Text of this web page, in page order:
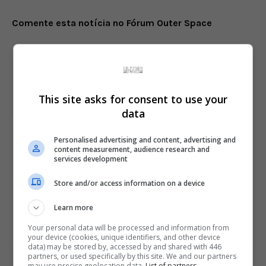
Comente esta notícia no Fórum Outer Space
Share This
PREVIOUS ARTICLE
Days Gone tem lançamento adiado e agora está
previsto para abril
Atualização de PES 2019 vai melhorar IA e adicionar
ÚLTIMAS NOTÍCIAS
This site asks for consent to use your
data
Personalised advertising and content, advertising and
content measurement, audience research and
services development
Store and/or access information on a device
Learn more
Your personal data will be processed and information from
your device (cookies, unique identifiers, and other device
data) may be stored by, accessed by and shared with 446
partners, or used specifically by this site. We and our partners